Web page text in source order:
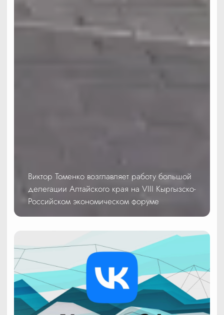
Виктор Томенко возглавляет работу большой
делегации Алтайского края на VIII Кыргызско-
Российском экономическом форуме